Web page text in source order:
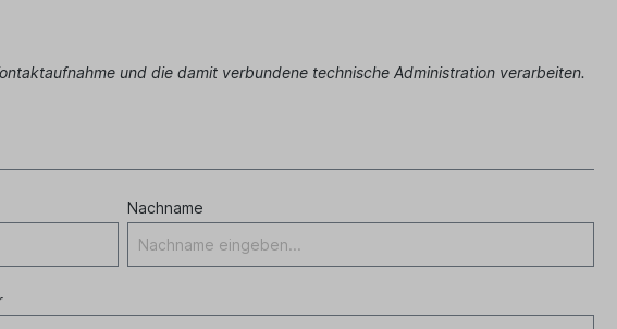
und die damit verbundene technische Administration verarbeiten.
Nachname